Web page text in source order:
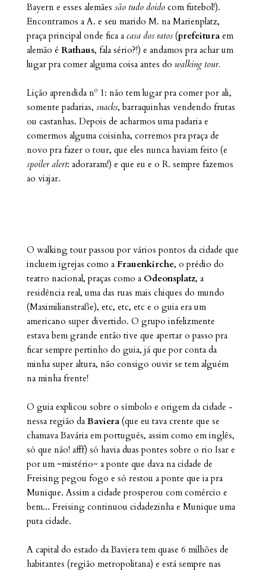
Bayern e esses alemães são tudo doido com futebol!).
Encontramos a A. e seu marido M. na Marienplatz,
praça principal onde fica a casa dos ratos (prefeitura em
alemão é Rathaus, fala sério?!) e andamos pra achar um
lugar pra comer alguma coisa antes do walking tour.
Lição aprendida nº 1: não tem lugar pra comer por ali,
somente padarias, snacks, barraquinhas vendendo frutas
ou castanhas. Depois de acharmos uma padaria e
comermos alguma coisinha, corremos pra praça de
novo pra fazer o tour, que eles nunca haviam feito (e
spoiler alert: adoraram!) e que eu e o R. sempre fazemos
ao viajar.
O walking tour passou por vários pontos da cidade que
incluem igrejas como a Frauenkirche, o prédio do
teatro nacional, praças como a Odeonsplatz, a
residência real, uma das ruas mais chiques do mundo
(Maximilianstraße), etc, etc, etc e o guia era um
americano super divertido. O grupo infelizmente
estava bem grande então tive que apertar o passo pra
ficar sempre pertinho do guia, já que por conta da
minha super altura, não consigo ouvir se tem alguém
na minha frente!
O guia explicou sobre o símbolo e origem da cidade -
nessa região da Baviera (que eu tava crente que se
chamava Bavária em português, assim como em inglês,
só que não! afff) só havia duas pontes sobre o rio Isar e
por um ~mistério~ a ponte que dava na cidade de
Freising pegou fogo e só restou a ponte que ia pra
Munique. Assim a cidade prosperou com comércio e
bem... Freising continuou cidadezinha e Munique uma
puta cidade.
A capital do estado da Baviera tem quase 6 milhões de
habitantes (região metropolitana) e está sempre nas